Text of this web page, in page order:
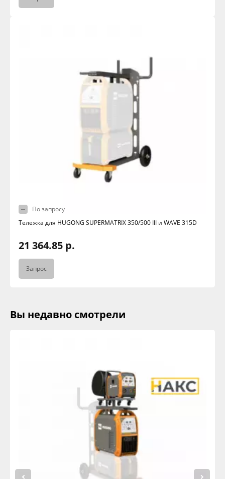
По запросу
Тележка для HUGONG SUPERMATRIX 350/500 III и WAVE 315D
21 364.85 р.
Запрос
Вы недавно смотрели